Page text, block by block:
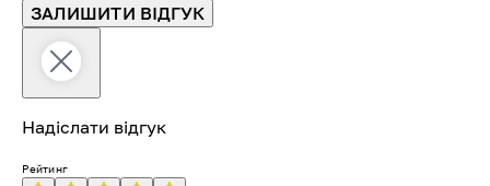
ЗАЛИШИТИ ВІДГУК
Надіслати відгук
Рейтинг